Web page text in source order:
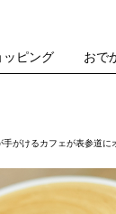
ッピング おで
がけるカフェが表参道